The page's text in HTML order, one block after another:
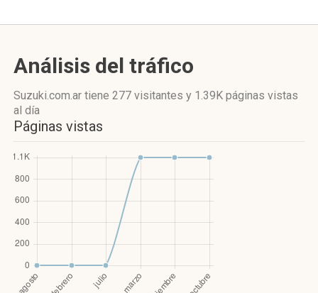
Análisis del tráfico
Suzuki.com.ar tiene 277 visitantes y 1.39K páginas vistas
al día
Páginas vistas